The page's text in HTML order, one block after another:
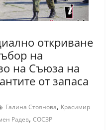
откриване
на
на Съюза на
от запаса
Галина Стоянова, Красимир
Радев,СОСЗР